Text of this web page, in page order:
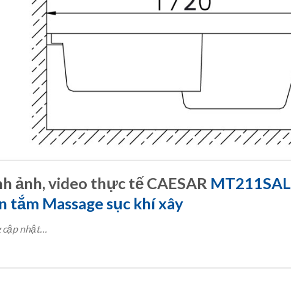
ảnh, video thực tế CAESAR MT211SAL
tắm Massage sục khí xây
cập nhật…